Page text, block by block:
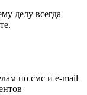
делу всегда
по смс и e-mail